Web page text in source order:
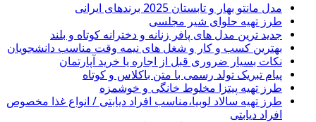
مدل مانتو بهار و تابستان 2025 برندهای ایرانی
طرز تهیه حلوای شیر مجلسی
جدید ترین مدل های پافر زنانه و دخترانه کوتاه و بلند
بهترین کسب و کار و شغل های نیمه وقت مناسب دانشجویان
نکات بسیار ضروری قبل از اجاره یا خرید آپارتمان
پیام تبریک تولد رسمی با متن باکلاس و کوتاه
طرز تهیه پیتزا مخلوط خانگی و خوشمزه
طرز تهیه سالاد لوبیا،مناسب افراد دیابتی / انواع غذا مخصوص
افراد دیابتی